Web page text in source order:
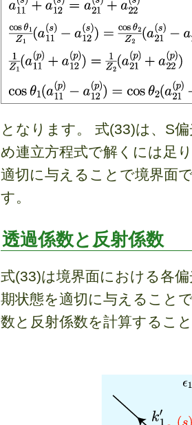
となります。 式(33)は、S
め連立方程式で解くには足
適切に与えることで境界面
す。
透過係数と反射係数
式(33)は境界面における各
期状態を適切に与えること
数と反射係数を計算するこ